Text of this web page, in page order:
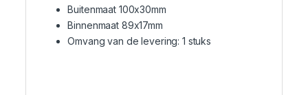
Buitenmaat 100x30mm
Binnenmaat 89x17mm
Omvang van de levering: 1 stuks